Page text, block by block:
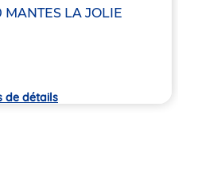
MANTES LA JOLIE
de détails